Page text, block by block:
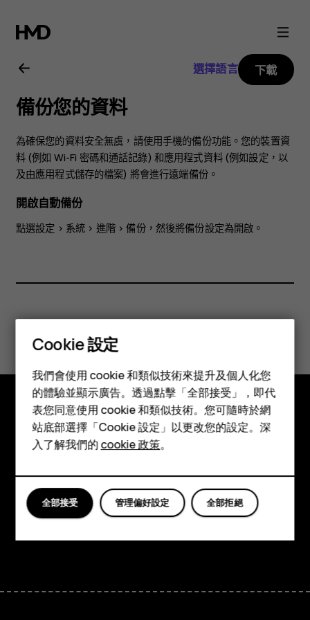
Nokia
1.4
用
戶
指
南
智慧型手機
功能型手機
配件
平板電腦
選擇語言 下載
備份您的資料
為確保您的資料安全無虞，請使用手機的備份功能。您的裝置資
料 (例如 Wi-Fi 密碼和通話記錄) 和應用程式資料 (例如設定，以
及由應用程式儲存的檔案) 將會進行遠端備份。
開啟自動備份
點選設定 > 系統 > 進階>備份，然後將備份設定為開啟。
探索
關於
Planet and people
支援
FacebookInstagram
TiktokYoutubeLinkedinDiscord
Cookie 設定
我們會使用 cookie 和類似技術來提升及個人化您
的體驗並顯示廣告。透過點擊「全部接受」，即代
表您同意使用 cookie 和類似技術。您可隨時於網
站底部選擇「Cookie 設定」以更改您的設定。深
入了解我們的cookie 政策。
全部拒絕
管理偏好設定
全部接受